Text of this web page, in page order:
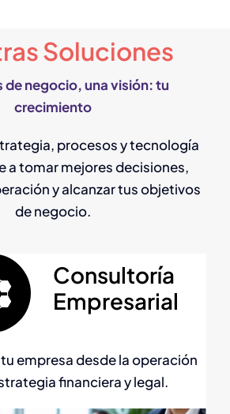
Soluciones
de negocio, una visión: tu
crecimiento
procesos y tecnología
a tomar mejores decisiones,
y alcanzar tus objetivos
de negocio.
Consultoría
Empresarial
empresa desde la operación
financiera y legal.